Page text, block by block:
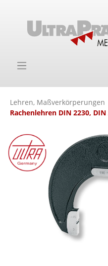
Lehren, Maßverkörperungen
Rachenlehren DIN 2230, DIN
Bildergalerie überspringen